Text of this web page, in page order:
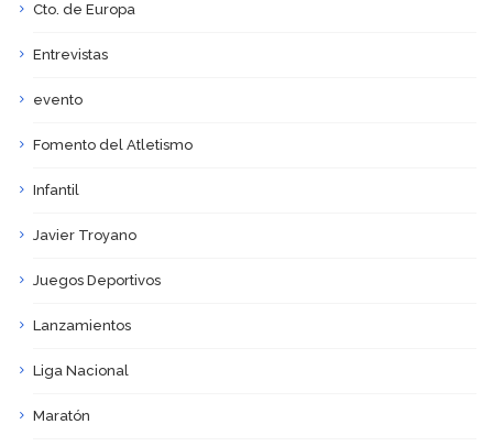
Cto. de Europa
Entrevistas
evento
Fomento del Atletismo
Infantil
Javier Troyano
Juegos Deportivos
Lanzamientos
Liga Nacional
Maratón